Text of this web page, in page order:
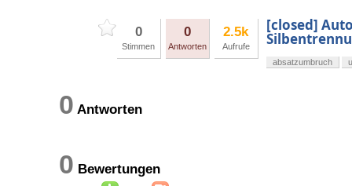
0
Stimmen
0
Antworten
2.5k
Aufrufe
[closed]
absatzumbruch
0 Antworten
0 Bewertungen